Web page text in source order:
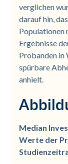
verglichen
darauf hin,
Populationen
Ergebnisse
Probanden in
spürbare
anhielt.
Median
Werte der